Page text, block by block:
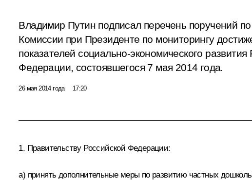
Владимир Путин подписал перечень поручений
Комиссии при Президенте по мониторингу
показателей социально-экономического развития
Федерации, состоявшегося 7 мая 2014 года.
26 мая 2014 года 17:20
1. Правительству Российской Федерации:
а) принять дополнительные меры по развитию частных